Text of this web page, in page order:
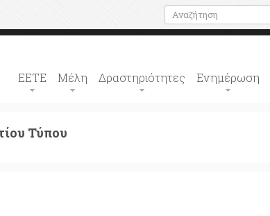
ΕΕΤΕ Μέλη Δραστηριότητες Ενημέρωση
Τύπου